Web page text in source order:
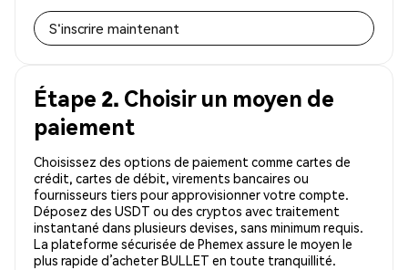
S'inscrire maintenant
Étape 2. Choisir un moyen de
paiement
Choisissez des options de paiement comme cartes de
crédit, cartes de débit, virements bancaires ou
fournisseurs tiers pour approvisionner votre compte.
Déposez des USDT ou des cryptos avec traitement
instantané dans plusieurs devises, sans minimum requis.
La plateforme sécurisée de Phemex assure le moyen le
plus rapide d’acheter BULLET en toute tranquillité.